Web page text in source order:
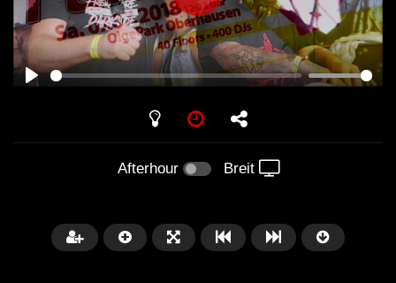
PLAY
Afterhour Breit